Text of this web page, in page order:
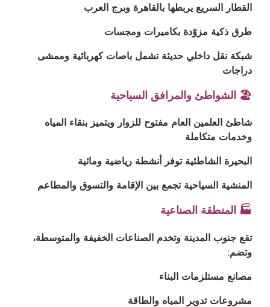
القطار السريع يربطها بالقاهرة وبرج العرب
طرق ذكية مزوّدة بكاميرات ومجسات
شبكة نقل داخلي حديثة تشمل باصات كهربائية وممشى
دراجات
🏖️ الشواطئ والمرافق السياحية
شاطئ العلمين العام مفتوح للزوار ويتميز بنقاء المياه
وخدمات متكاملة
البحيرة الشاطئية توفر أنشطة رياضية ومائية
المنشية السياحية تجمع بين الإقامة والتسوق والمطاعم
🏭 المنطقة الصناعية
تقع جنوب المدينة وتخدم الصناعات الخفيفة والمتوسطة،
وتضم:
مصانع مستلزمات البناء
مشروعات تدوير المياه والطاقة